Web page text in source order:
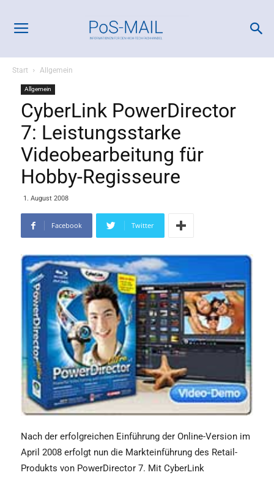
Start Allgemein
Allgemein
CyberLink PowerDirector
7: Leistungsstarke
Videobearbeitung für
Hobby-Regisseure
1. August 2008
Facebook Twitter
Nach der erfolgreichen Einführung der Online-Version im
April 2008 erfolgt nun die Markteinführung des Retail-
Produkts von PowerDirector 7. Mit CyberLink